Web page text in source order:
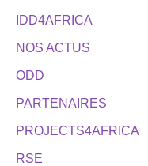
IDD4AFRICA
NOS ACTUS
ODD
PARTENAIRES
PROJECTS4AFRICA
RSE